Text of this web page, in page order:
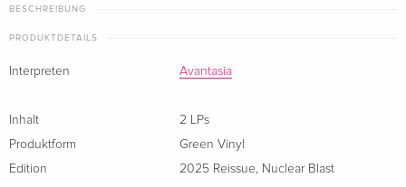
BESCHREIBUNG
PRODUKTDETAILS
Interpreten Avantasia
Inhalt
2 LPs
Produktform
Green Vinyl
Edition
2025 Reissue, Nuclear Blast